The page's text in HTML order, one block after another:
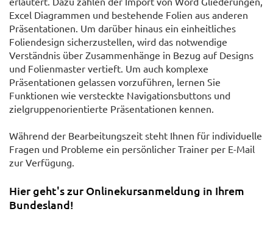
Excel Diagrammen und bestehende Folien aus anderen
Präsentationen. Um darüber hinaus ein einheitliches
Foliendesign sicherzustellen, wird das notwendige
Verständnis über Zusammenhänge in Bezug auf Designs
und Folienmaster vertieft. Um auch komplexe
Präsentationen gelassen vorzuführen, lernen Sie
Funktionen wie versteckte Navigationsbuttons und
zielgruppenorientierte Präsentationen kennen.
Während der Bearbeitungszeit steht Ihnen für individuelle
Fragen und Probleme ein persönlicher Trainer per E-Mail
zur Verfügung.
Hier geht's zur Onlinekursanmeldung in Ihrem
Bundesland!